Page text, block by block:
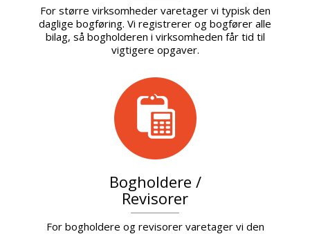
For større virksomheder varetager vi typisk den
daglige bogføring. Vi registrerer og bogfører alle
bilag, så bogholderen i virksomheden får tid til
vigtigere opgaver.
Bogholdere /
Revisorer
For bogholdere og revisorer varetager vi den